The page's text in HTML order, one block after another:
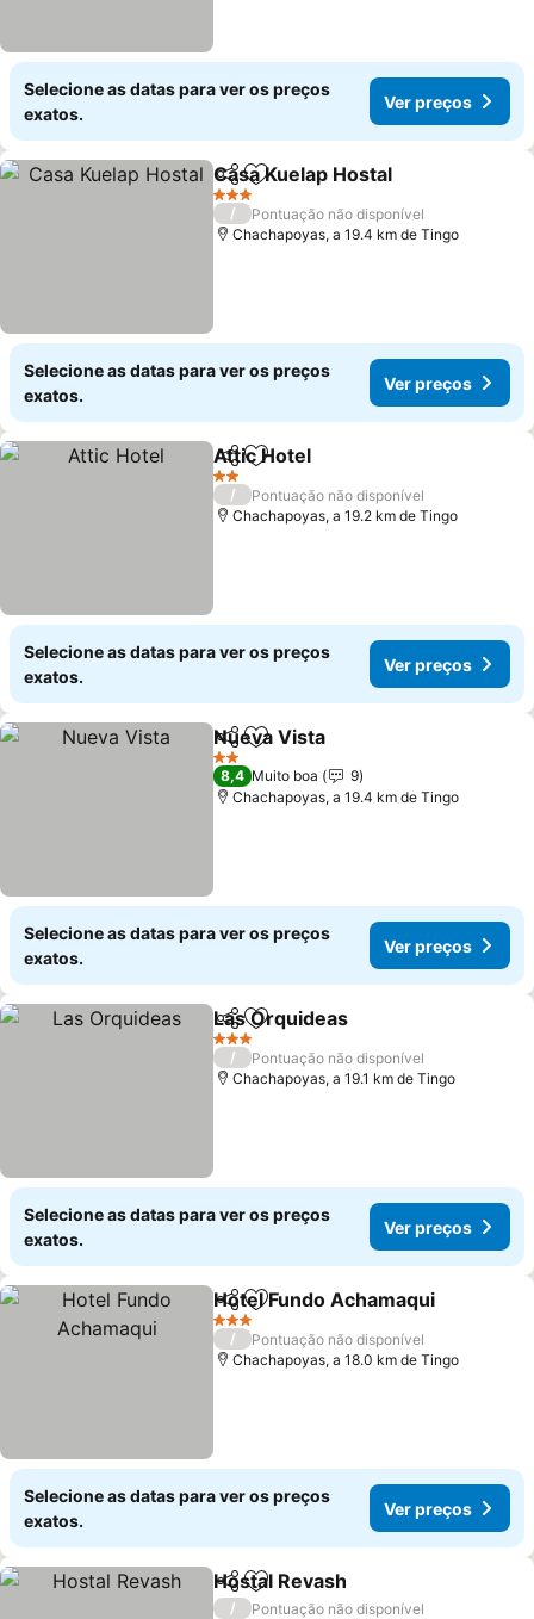
Selecione as datas para ver os preços
exatos.
Ver preços
PartilharAdicionar aos favoritos
Casa Kuelap Hostal
3 Estrelas
/
Pontuação não disponível
Chachapoyas, a 19.4 km de Tingo
Selecione as datas para ver os preços
exatos.
Ver preços
PartilharAdicionar aos favoritos
Attic Hotel
2 Estrelas
/
Pontuação não disponível
Chachapoyas, a 19.2 km de Tingo
Selecione as datas para ver os preços
exatos.
Ver preços
PartilharAdicionar aos favoritos
Nueva Vista
2 Estrelas
8,4 Muito boa
9
Chachapoyas, a 19.4 km de Tingo
Selecione as datas para ver os preços
exatos.
Ver preços
PartilharAdicionar aos favoritos
Las Orquideas
3 Estrelas
/
Pontuação não disponível
Chachapoyas, a 19.1 km de Tingo
Selecione as datas para ver os preços
exatos.
Ver preços
PartilharAdicionar aos favoritos
Hotel Fundo Achamaqui
3 Estrelas
/
Pontuação não disponível
Chachapoyas, a 18.0 km de Tingo
Selecione as datas para ver os preços
exatos.
Ver preços
PartilharAdicionar aos favoritos
Hostal Revash
/
Pontuação não disponível